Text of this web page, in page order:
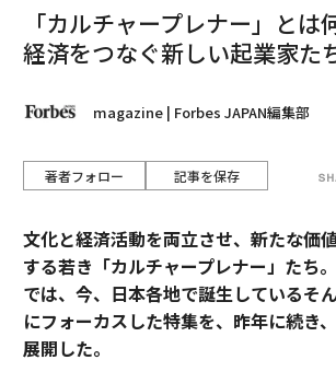
「カルチャープレナー」とは
経済をつなぐ新しい起業家た
magazine | Forbes JAPAN編集部
著者フォロー 記事を保存
文化と経済活動を両立させ、新たな価
する若き「カルチャープレナー」たち
では、今、日本各地で誕生しているそ
にフォーカスした特集を、昨年に続き
展開した。